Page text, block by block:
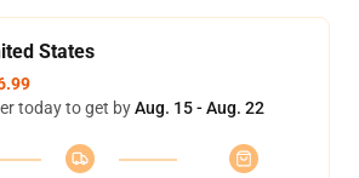
States
today to get byAug. 15 - Aug. 22